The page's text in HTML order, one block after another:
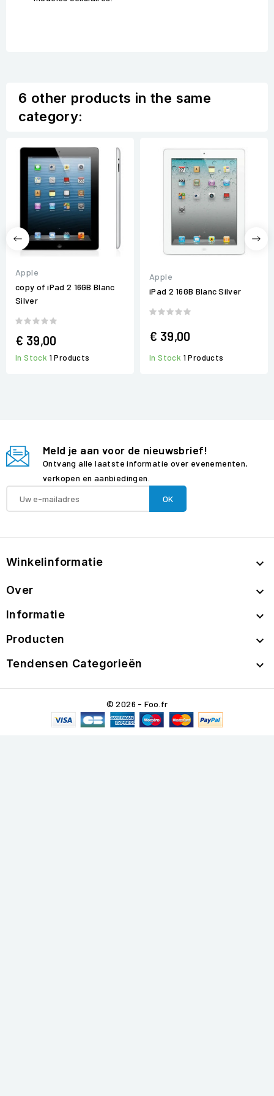
6 other products in the same
category:
Apple
copy of iPad 2 16GB Blanc
Silver
€ 39,00
In Stock 1 Products
Apple
iPad 2 16GB Blanc Silver
€ 39,00
In Stock 1 Products
Meld je aan voor de nieuwsbrief!
Ontvang alle laatste informatie over evenementen,
verkopen en aanbiedingen.
Winkelinformatie 
Over 
Informatie 
Producten 
Tendensen Categorieën 
© 2026 - Foo.fr